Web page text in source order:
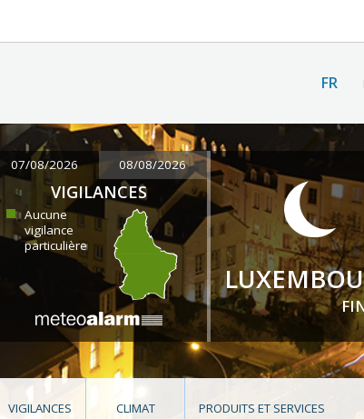
FR
07/08/2026 08/08/2026
VIGILANCES
Aucune
vigilance
particulière
VIGILANCES CLIMAT PRODUITS ET SERVICES